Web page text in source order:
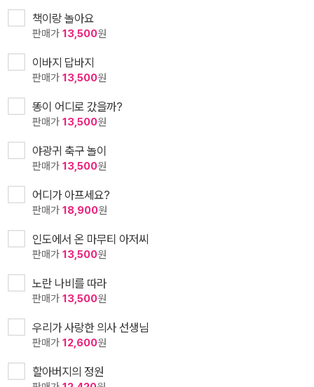
책이랑 놀아요
판매가 13,500원
이바지 답바지
판매가 13,500원
똥이 어디로 갔을까?
판매가 13,500원
야광귀 축구 놀이
판매가 13,500원
어디가 아프세요?
판매가 18,900원
인도에서 온 마무티 아저씨
판매가 13,500원
노란 나비를 따라
판매가 13,500원
우리가 사랑한 의사 선생님
판매가 12,600원
할아버지의 정원